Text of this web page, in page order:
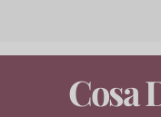
Cosa